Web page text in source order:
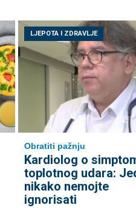
LJEPOTA I ZDRAVLJE
Obratiti pažnju
Kardiolog o
toplotnog udara:
nikako nemojte
ignorisati